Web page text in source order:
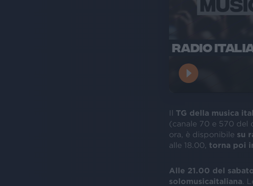
RADIO
Il TG della musica
(canale 70 e 570 del
ora, è disponibile su
alle 18.00, torna poi
Alle 21.00 del
solomusicaitaliana .